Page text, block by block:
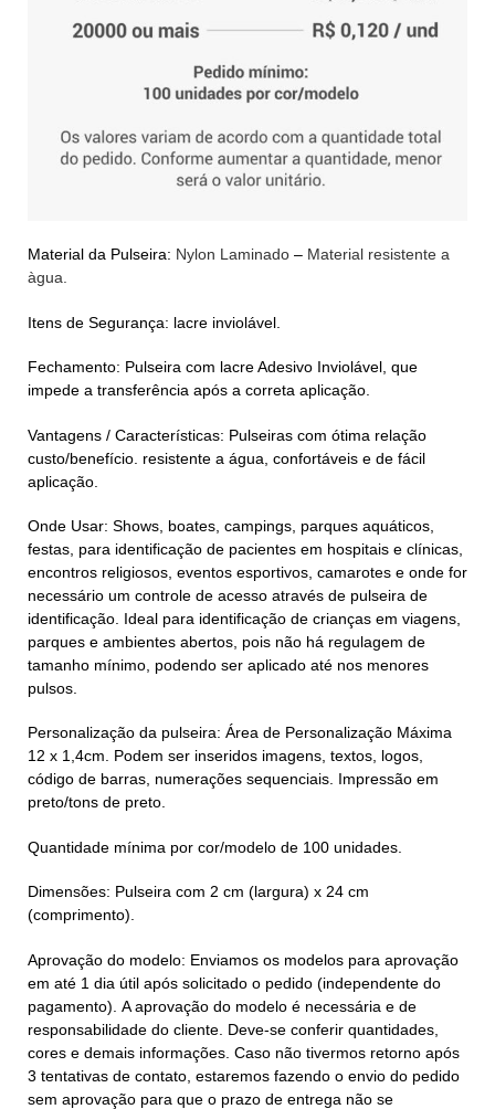
Material da Pulseira: Nylon Laminado – Material resistente a
àgua.
Itens de Segurança: lacre inviolável.
Fechamento: Pulseira com lacre Adesivo Inviolável, que
impede a transferência após a correta aplicação.
Vantagens / Características: Pulseiras com ótima relação
custo/benefício. resistente a água, confortáveis e de fácil
aplicação.
Onde Usar: Shows, boates, campings, parques aquáticos,
festas, para identificação de pacientes em hospitais e clínicas,
encontros religiosos, eventos esportivos, camarotes e onde for
necessário um controle de acesso através de pulseira de
identificação. Ideal para identificação de crianças em viagens,
parques e ambientes abertos, pois não há regulagem de
tamanho mínimo, podendo ser aplicado até nos menores
pulsos.
Personalização da pulseira: Área de Personalização Máxima
12 x 1,4cm. Podem ser inseridos imagens, textos, logos,
código de barras, numerações sequenciais. Impressão em
preto/tons de preto.
Quantidade mínima por cor/modelo de 100 unidades.
Dimensões: Pulseira com 2 cm (largura) x 24 cm
(comprimento).
Aprovação do modelo: Enviamos os modelos para aprovação
em até 1 dia útil após solicitado o pedido (independente do
pagamento). A aprovação do modelo é necessária e de
responsabilidade do cliente. Deve-se conferir quantidades,
cores e demais informações. Caso não tivermos retorno após
3 tentativas de contato, estaremos fazendo o envio do pedido
sem aprovação para que o prazo de entrega não se